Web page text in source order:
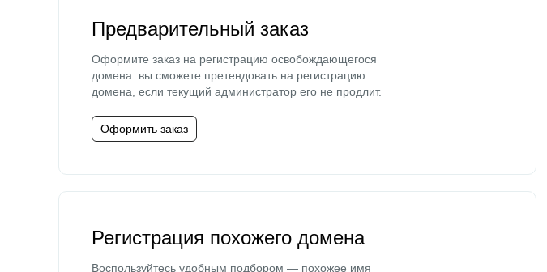
Предварительный заказ
Оформите заказ на регистрацию освобождающегося
домена: вы сможете претендовать на регистрацию
домена, если текущий администратор его не продлит.
Оформить заказ
Регистрация похожего домена
Воспользуйтесь удобным подбором — похожее имя